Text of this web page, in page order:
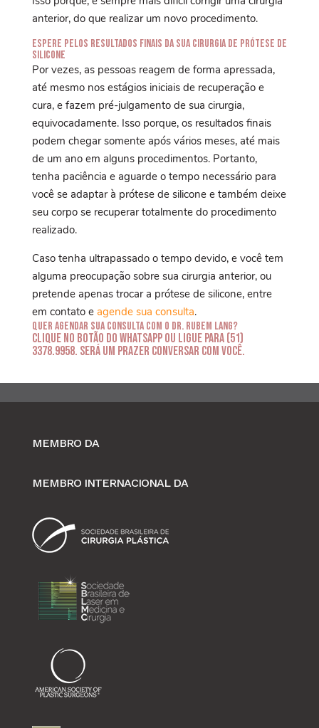
anterior, do que realizar um novo procedimento.
Espere pelos resultados finais da sua cirurgia de prótese de
silicone
Por vezes, as pessoas reagem de forma apressada,
até mesmo nos estágios iniciais de recuperação e
cura, e fazem pré-julgamento de sua cirurgia,
equivocadamente. Isso porque, os resultados finais
podem chegar somente após vários meses, até mais
de um ano em alguns procedimentos. Portanto,
tenha paciência e aguarde o tempo necessário para
você se adaptar à prótese de silicone e também deixe
seu corpo se recuperar totalmente do procedimento
realizado.
Caso tenha ultrapassado o tempo devido, e você tem
alguma preocupação sobre sua cirurgia anterior, ou
pretende apenas trocar a prótese de silicone, entre
em contato e agende sua consulta.
Quer agendar sua consulta com o Dr. Rubem Lang?
Clique no botão do whatsapp ou ligue para (51)
3378.9958. Será um prazer conversar com você.
MEMBRO DA
MEMBRO INTERNACIONAL DA